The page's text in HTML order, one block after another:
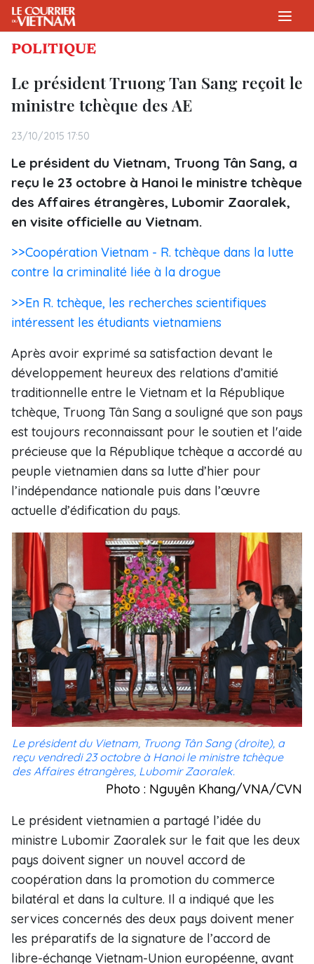
POLITIQUE
Le président Truong Tan Sang reçoit le
ministre tchèque des AE
23/10/2015 17:50
Le président du Vietnam, Truong Tân Sang, a
reçu le 23 octobre à Hanoi le ministre tchèque
des Affaires étrangères, Lubomir Zaoralek,
en visite officielle au Vietnam.
>>Coopération Vietnam - R. tchèque dans la lutte
contre la criminalité liée à la drogue
>>En R. tchèque, les recherches scientifiques
intéressent les étudiants vietnamiens
Après avoir exprimé sa satisfaction devant le
développement heureux des relations d’amitié
traditionnelle entre le Vietnam et la République
tchèque, Truong Tân Sang a souligné que son pays
est toujours reconnaissant pour le soutien et l'aide
précieuse que la République tchèque a accordé au
peuple vietnamien dans sa lutte d’hier pour
l’indépendance nationale puis dans l’œuvre
actuelle d’édification du pays.
Le président du Vietnam, Truong Tân Sang (droite), a
reçu vendredi 23 octobre à Hanoi le ministre tchèque
des Affaires étrangères, Lubomir Zaoralek.
Photo : Nguyên Khang/VNA/CVN
Le président vietnamien a partagé l’idée du
ministre Lubomir Zaoralek sur le fait que les deux
pays doivent signer un nouvel accord de
coopération dans la promotion du commerce
bilatéral et dans la culture. Il a indiqué que les
services concernés des deux pays doivent mener
les préparatifs de la signature de l’accord de
libre-échange Vietnam-Union européenne, avant